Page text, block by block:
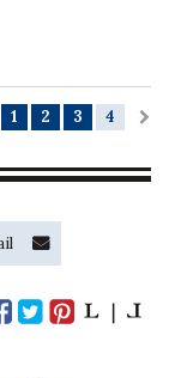
1 2 3 4